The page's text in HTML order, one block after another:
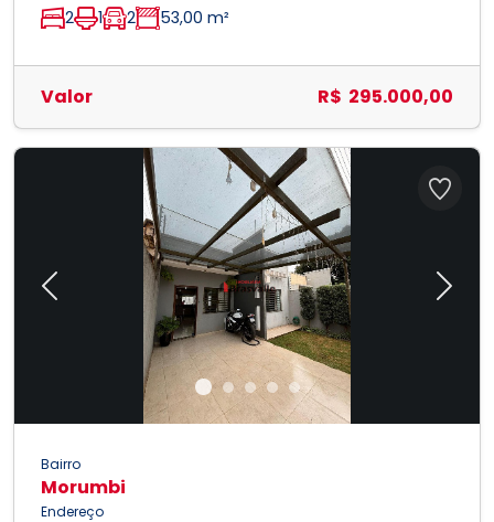
2 1 2 53,00 m²
Valor R$ 295.000,00
Previous Next
Bairro
Morumbi
Endereço